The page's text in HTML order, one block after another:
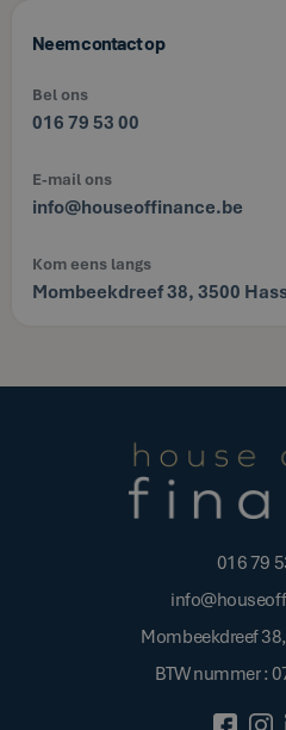
Neem contact op
Bel ons
016 79 53 00
E-mail ons
info@houseoffinance.be
Kom eens langs
Mombeekdreef 38, 3500
016 79
Mombeekdreef
BTW nummer :